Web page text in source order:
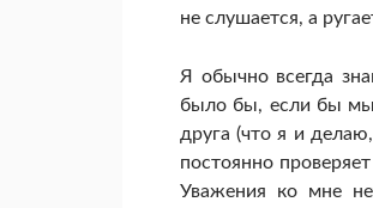
не слушается, а
Я обычно всегда
было бы, если бы
друга (что я и
постоянно
Уважения ко мне